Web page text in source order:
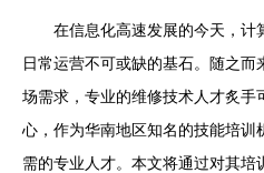
在信息化高速发展的今天，计
日常运营不可或缺的基石。随之
场需求，专业的维修技术人才炙手
心，作为华南地区知名的技能培训
需的专业人才。本文将通过对其